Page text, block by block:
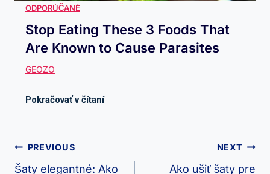
Stop Eating These 3 Foods That
Are Known to Cause Parasites
Navigácia
V
PREVIOUS
Šaty elegantné: Ako
NEXT
Ako ušiť šaty pre